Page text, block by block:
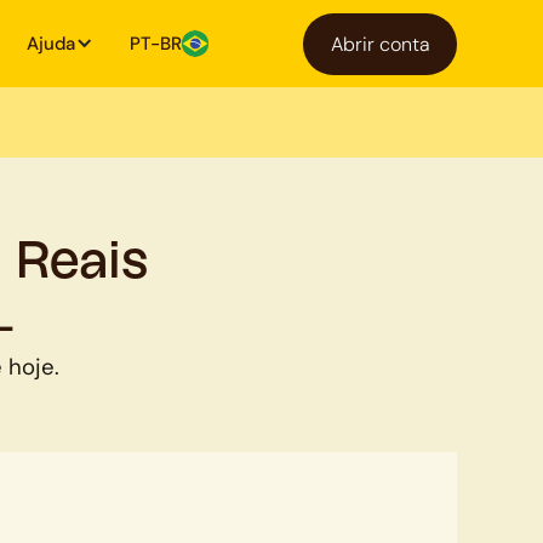
Ajuda PT-BR Abrir conta
hoje.